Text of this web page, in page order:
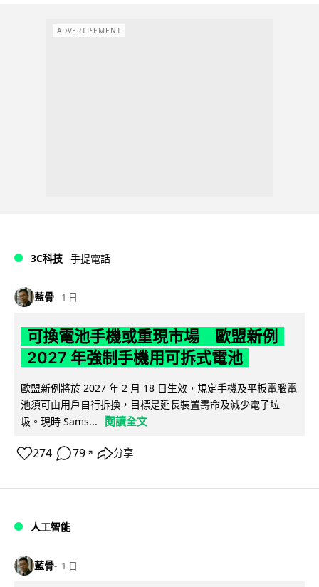
ADVERTISEMENT
3C科技 手提電話
藍骨 1 日
可換電池手機或重現市場 歐盟新例
2027 年強制手機用可拆式電池
歐盟新例將於 2027 年 2 月 18 日生效，規定手機及平板電腦電
池須可由用戶自行拆換，目標是延長裝置壽命及減少電子垃
圾。現時 Sams...
閱讀全文
274 79 ↗ 分享
人工智能
藍骨 1 日